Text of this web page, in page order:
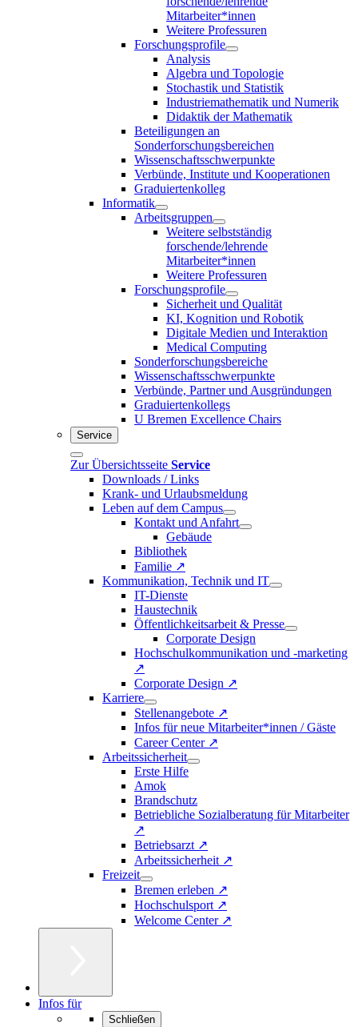
Mitarbeiter*innen
Weitere Professuren
Forschungsprofile
Analysis
Algebra und Topologie
Stochastik und Statistik
Industriemathematik und Numerik
Didaktik der Mathematik
Beteiligungen an
Sonderforschungsbereichen
Wissenschaftsschwerpunkte
Verbünde, Institute und Kooperationen
Graduiertenkolleg
Informatik
Arbeitsgruppen
Weitere selbstständig
forschende/lehrende
Mitarbeiter*innen
Weitere Professuren
Forschungsprofile
Sicherheit und Qualität
KI, Kognition und Robotik
Digitale Medien und Interaktion
Medical Computing
Sonderforschungsbereiche
Wissenschaftsschwerpunkte
Verbünde, Partner und Ausgründungen
Graduiertenkollegs
U Bremen Excellence Chairs
Service
Zur Übersichtsseite Service
Downloads / Links
Krank- und Urlaubsmeldung
Leben auf dem Campus
Kontakt und Anfahrt
Gebäude
Bibliothek
Familie ↗
Kommunikation, Technik und IT
IT-Dienste
Haustechnik
Öffentlichkeitsarbeit & Presse
Corporate Design
Hochschulkommunikation und -marketing
↗
Corporate Design ↗
Karriere
Stellenangebote ↗
Infos für neue Mitarbeiter*innen / Gäste
Career Center ↗
Arbeitssicherheit
Erste Hilfe
Amok
Brandschutz
Betriebliche Sozialberatung für Mitarbeiter
↗
Betriebsarzt ↗
Arbeitssicherheit ↗
Freizeit
Bremen erleben ↗
Hochschulsport ↗
Welcome Center ↗
Infos für
Schließen